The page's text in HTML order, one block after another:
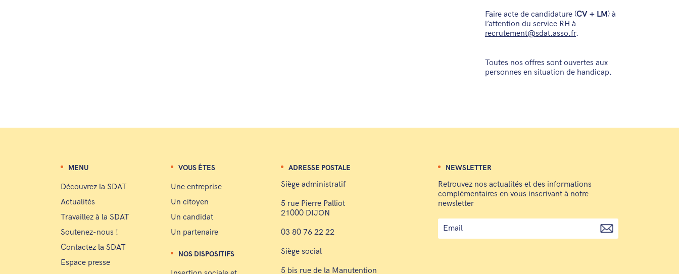
Faire acte de candidature (CV + LM) à
l’attention du service RH à
recrutement@sdat.asso.fr.
Toutes nos offres sont ouvertes aux
personnes en situation de handicap.
MENU
Découvrez la SDAT
Actualités
Travaillez à la SDAT
Soutenez-nous !
Contactez la SDAT
Espace presse
VOUS ÊTES
Une entreprise
Un citoyen
Un candidat
Un partenaire
NOS DISPOSITIFS
ADRESSE POSTALE
Siège administratif
5 rue Pierre Palliot
21000 DIJON
03 80 76 22 22
Siège social
5 bis rue de la Manutention
NEWSLETTER
Retrouvez nos actualités et des informations
complémentaires en vous inscrivant à notre
newsletter